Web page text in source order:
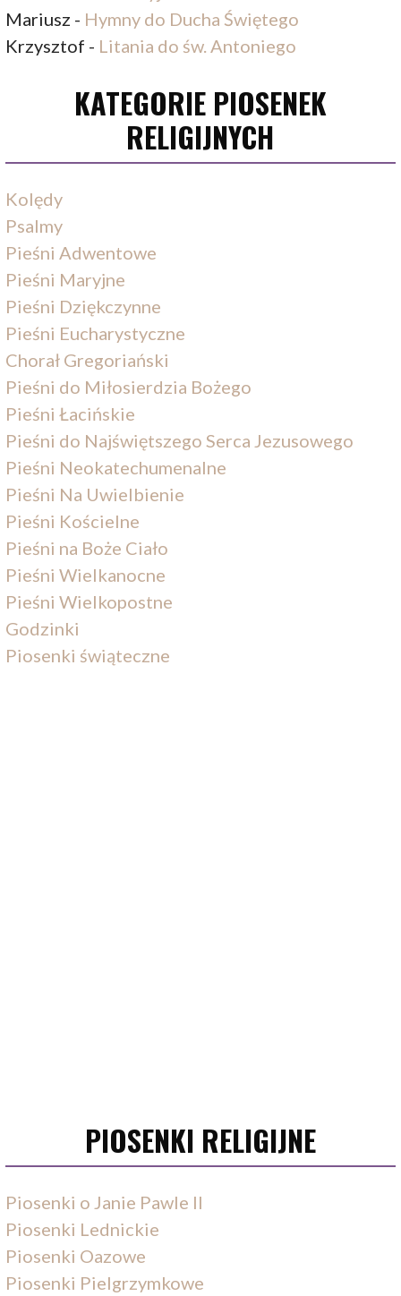
Mariusz - Hymny do Ducha Świętego
Krzysztof - Litania do św. Antoniego
KATEGORIE PIOSENEK
RELIGIJNYCH
Kolędy
Psalmy
Pieśni Adwentowe
Pieśni Maryjne
Pieśni Dziękczynne
Pieśni Eucharystyczne
Chorał Gregoriański
Pieśni do Miłosierdzia Bożego
Pieśni Łacińskie
Pieśni do Najświętszego Serca Jezusowego
Pieśni Neokatechumenalne
Pieśni Na Uwielbienie
Pieśni Kościelne
Pieśni na Boże Ciało
Pieśni Wielkanocne
Pieśni Wielkopostne
Godzinki
Piosenki świąteczne
PIOSENKI RELIGIJNE
Piosenki o Janie Pawle II
Piosenki Lednickie
Piosenki Oazowe
Piosenki Pielgrzymkowe